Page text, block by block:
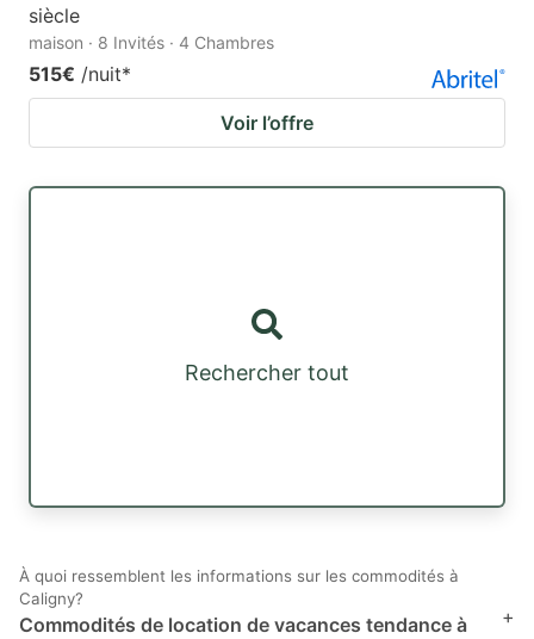
siècle
maison · 8 Invités · 4 Chambres
515€ /nuit*
Voir l’offre
Rechercher tout
À quoi ressemblent les informations sur les commodités à
Caligny?
Commodités de location de vacances tendance à
+